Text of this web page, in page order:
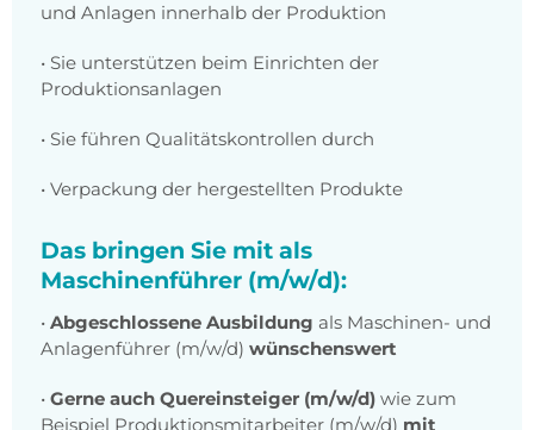
und Anlagen innerhalb der Produktion
• Sie unterstützen beim Einrichten der
Produktionsanlagen
• Sie führen Qualitätskontrollen durch
• Verpackung der hergestellten Produkte
Das bringen Sie mit als
Maschinenführer (m/w/d):
• Abgeschlossene Ausbildung als Maschinen- und
Anlagenführer (m/w/d) wünschenswert
• Gerne auch Quereinsteiger (m/w/d) wie zum
Beispiel Produktionsmitarbeiter (m/w/d) mit